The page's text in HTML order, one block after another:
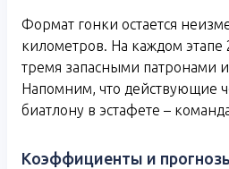
Формат гонки остается
километров. На каждом этапе
тремя запасными патронами
Напомним, что действующие
биатлону в эстафете –
Коэффициенты и